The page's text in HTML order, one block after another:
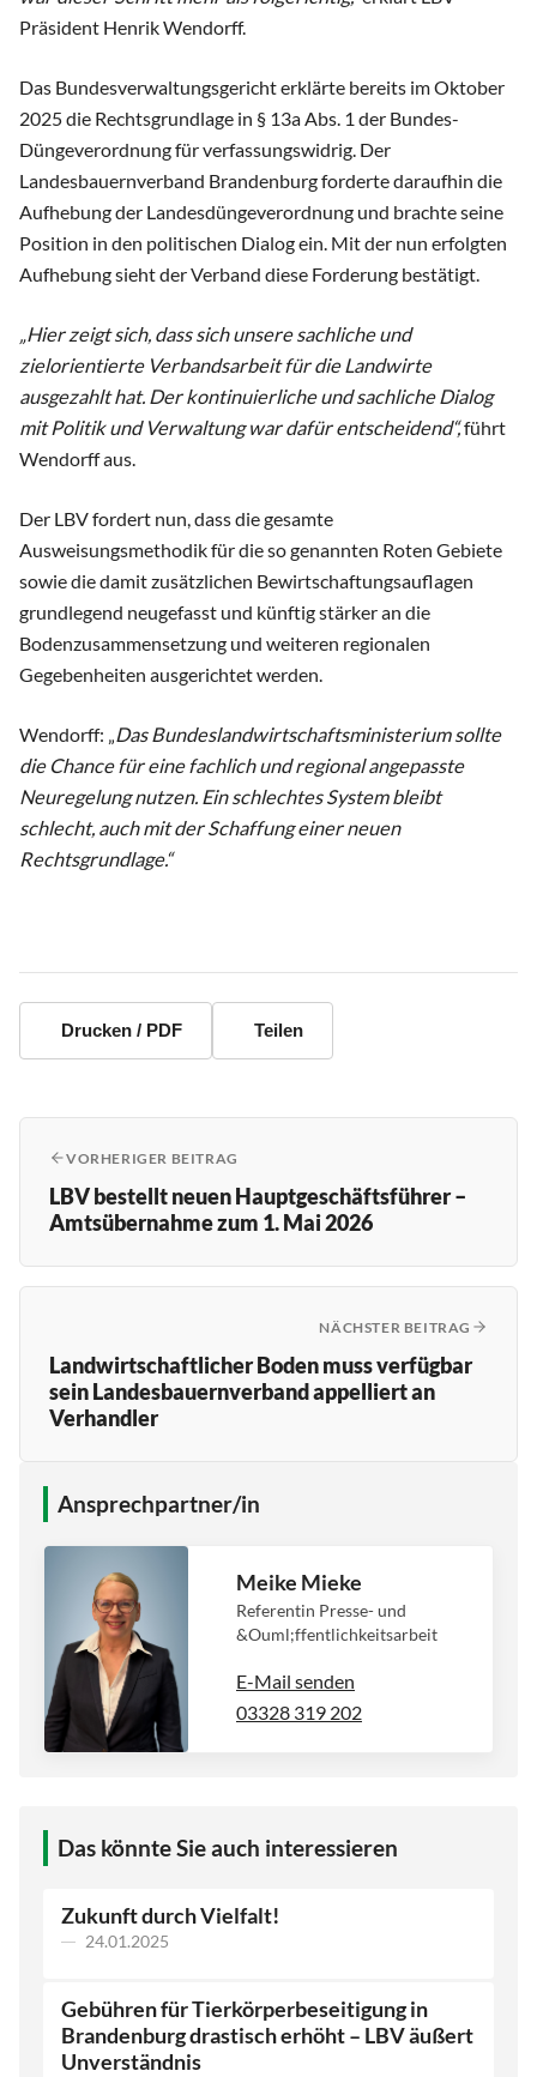
Präsident Henrik Wendorff.
Das Bundesverwaltungsgericht erklärte bereits im Oktober
2025 die Rechtsgrundlage in § 13a Abs. 1 der Bundes-
Düngeverordnung für verfassungswidrig. Der
Landesbauernverband Brandenburg forderte daraufhin die
Aufhebung der Landesdüngeverordnung und brachte seine
Position in den politischen Dialog ein. Mit der nun erfolgten
Aufhebung sieht der Verband diese Forderung bestätigt.
„Hier zeigt sich, dass sich unsere sachliche und
zielorientierte Verbandsarbeit für die Landwirte
ausgezahlt hat. Der kontinuierliche und sachliche Dialog
mit Politik und Verwaltung war dafür entscheidend“,führt
Wendorff aus.
Der LBV fordert nun, dass die gesamte
Ausweisungsmethodik für die so genannten Roten Gebiete
sowie die damit zusätzlichen Bewirtschaftungsauflagen
grundlegend neugefasst und künftig stärker an die
Bodenzusammensetzung und weiteren regionalen
Gegebenheiten ausgerichtet werden.
Wendorff: „
Das Bundeslandwirtschaftsministerium sollte
die Chance für eine fachlich und regional angepasste
Neuregelung nutzen. Ein schlechtes System bleibt
schlecht, auch mit der Schaffung einer neuen
Rechtsgrundlage.“
Drucken / PDF Teilen
VORHERIGER BEITRAG
LBV bestellt neuen Hauptgeschäftsführer –
Amtsübernahme zum 1. Mai 2026
NÄCHSTER BEITRAG
Landwirtschaftlicher Boden muss verfügbar
sein Landesbauernverband appelliert an
Verhandler
Ansprechpartner/in
Meike Mieke
Referentin Presse- und
&Ouml;ffentlichkeitsarbeit
E-Mail senden
03328 319 202
Das könnte Sie auch interessieren
Zukunft durch Vielfalt!
24.01.2025
Gebühren für Tierkörperbeseitigung in
Brandenburg drastisch erhöht – LBV äußert
Unverständnis